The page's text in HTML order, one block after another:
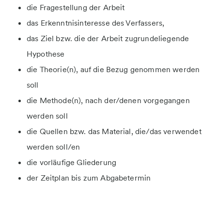
die Fragestellung der Arbeit
das Erkenntnisinteresse des Verfassers,
das Ziel bzw. die der Arbeit zugrundeliegende
Hypothese
die Theorie(n), auf die Bezug genommen werden
soll
die Methode(n), nach der/denen vorgegangen
werden soll
die Quellen bzw. das Material, die/das verwendet
werden soll/en
die vorläufige Gliederung
der Zeitplan bis zum Abgabetermin